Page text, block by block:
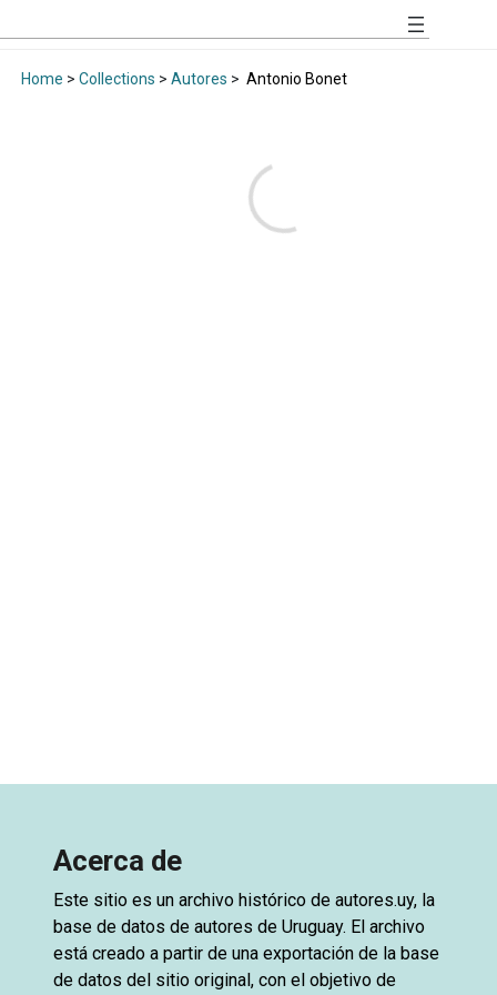
Home > Collections > Autores > Antonio Bonet
Acerca de
Este sitio es un archivo histórico de autores.uy, la
base de datos de autores de Uruguay. El archivo
está creado a partir de una exportación de la base
de datos del sitio original, con el objetivo de